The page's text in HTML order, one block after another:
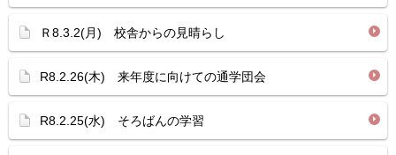
Ｒ8.3.2(月) 校舎からの見晴らし
R8.2.26(木) 来年度に向けての通学団会
R8.2.25(水) そろばんの学習